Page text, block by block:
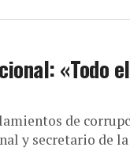
«Todo
de
y secretario de